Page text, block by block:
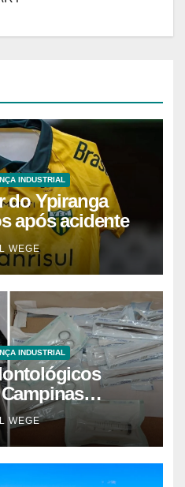
INDUSTRIAL
do Ypiranga
após acidente
WEGE
INDUSTRIAL
WEGE